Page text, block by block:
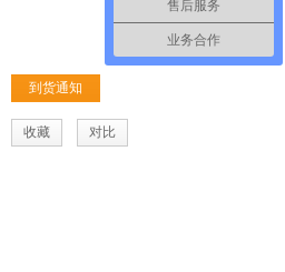
到货通知
收藏 对比
售后服务
业务合作